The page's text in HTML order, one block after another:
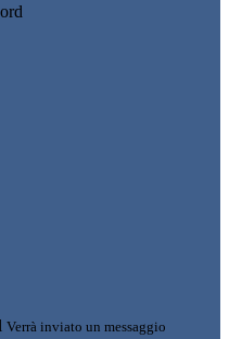
Verrà inviato un messaggio